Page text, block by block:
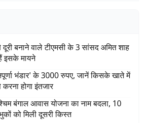
बनाने वाले टीएमसी के 3 सांसद अमित शाह
इसके मायने
भंडार' के 3000 रुपए, जानें किसके खाते में
होगा इंतजार
बंगाल आवास योजना का नाम बदला, 10
को मिली दूसरी किस्त